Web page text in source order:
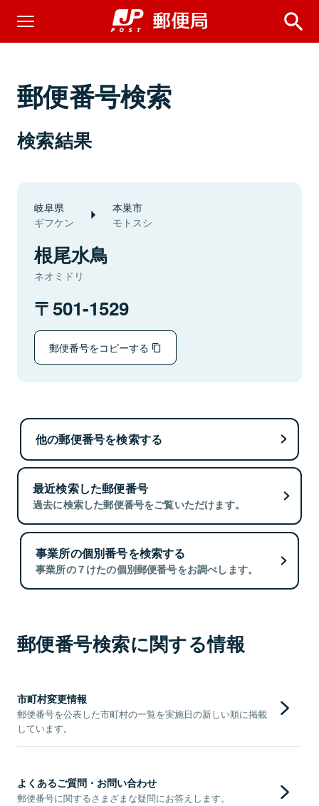
郵便番号検索
検索結果
岐阜県
ギフケン
本巣市
モトスシ
根尾水鳥
ネオミドリ
501-1529
郵便番号をコピーする
他の郵便番号を検索する
最近検索した郵便番号
過去に検索した郵便番号をご覧いただけます。
事業所の個別番号を検索する
事業所の７けたの個別郵便番号をお調べします。
郵便番号検索に関する情報
市町村変更情報
郵便番号を公表した市町村の一覧を実施日の新しい順に掲載
しています。
よくあるご質問・お問い合わせ
郵便番号に関するさまざまな疑問にお答えします。